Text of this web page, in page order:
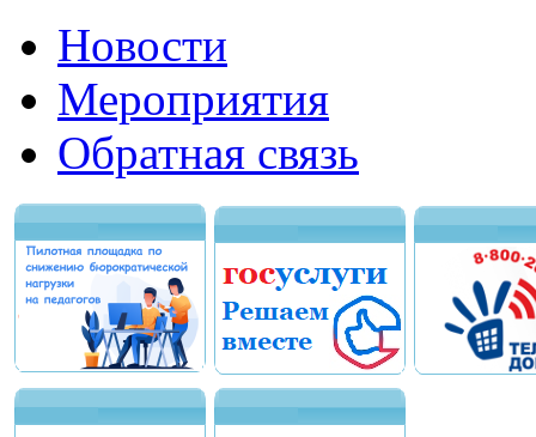
Новости
Мероприятия
Обратная связь